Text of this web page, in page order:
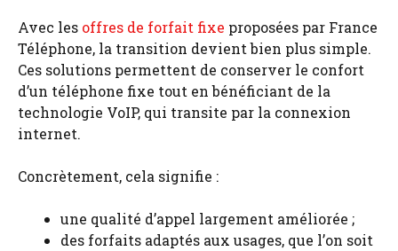
Avec les offres de forfait fixe proposées par France
Téléphone, la transition devient bien plus simple.
Ces solutions permettent de conserver le confort
d’un téléphone fixe tout en bénéficiant de la
technologie VoIP, qui transite par la connexion
internet.
Concrètement, cela signifie :
une qualité d’appel largement améliorée ;
des forfaits adaptés aux usages, que l’on soit